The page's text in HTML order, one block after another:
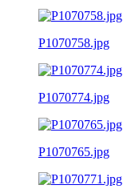
P1070758.jpg
P1070774.jpg
P1070765.jpg